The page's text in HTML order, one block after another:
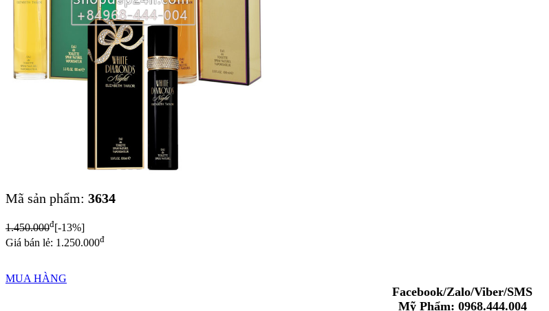
Mã sản phẩm: 3634
1.450.000đ[-13%]
Giá bán lẻ: 1.250.000đ
MUA HÀNG
Facebook/Zalo/Viber/SMS
Mỹ Phẩm: 0968.444.004